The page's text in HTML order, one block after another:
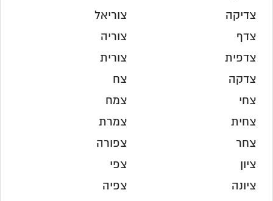
צדיקה
צדף
צדפית
צדקה
צוריאל
צוריה
צורית
צח
צחי
צחית
צחר
ציון
ציונה
צמח
צמרת
צפורה
צפי
צפיה